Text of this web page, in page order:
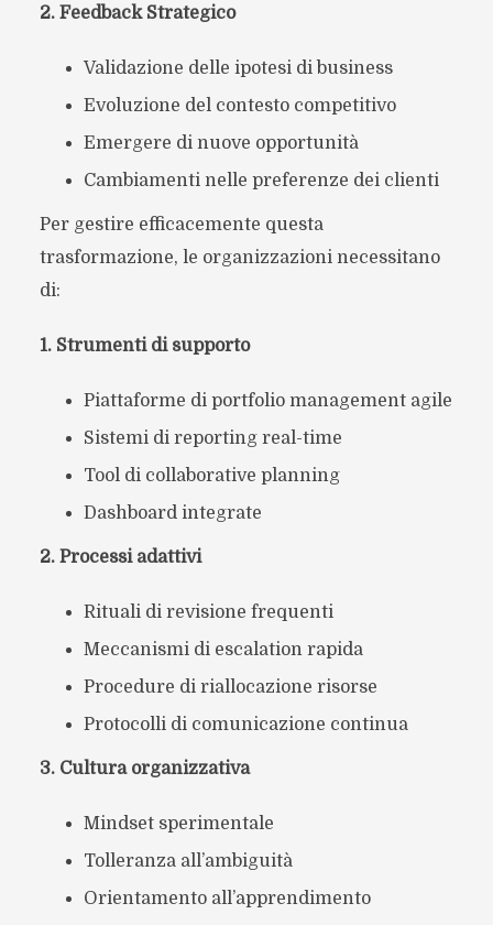
2. Feedback Strategico
Validazione delle ipotesi di business
Evoluzione del contesto competitivo
Emergere di nuove opportunità
Cambiamenti nelle preferenze dei clienti
Per gestire efficacemente questa
trasformazione, le organizzazioni necessitano
di:
1. Strumenti di supporto
Piattaforme di portfolio management agile
Sistemi di reporting real-time
Tool di collaborative planning
Dashboard integrate
2. Processi adattivi
Rituali di revisione frequenti
Meccanismi di escalation rapida
Procedure di riallocazione risorse
Protocolli di comunicazione continua
3. Cultura organizzativa
Mindset sperimentale
Tolleranza all’ambiguità
Orientamento all’apprendimento